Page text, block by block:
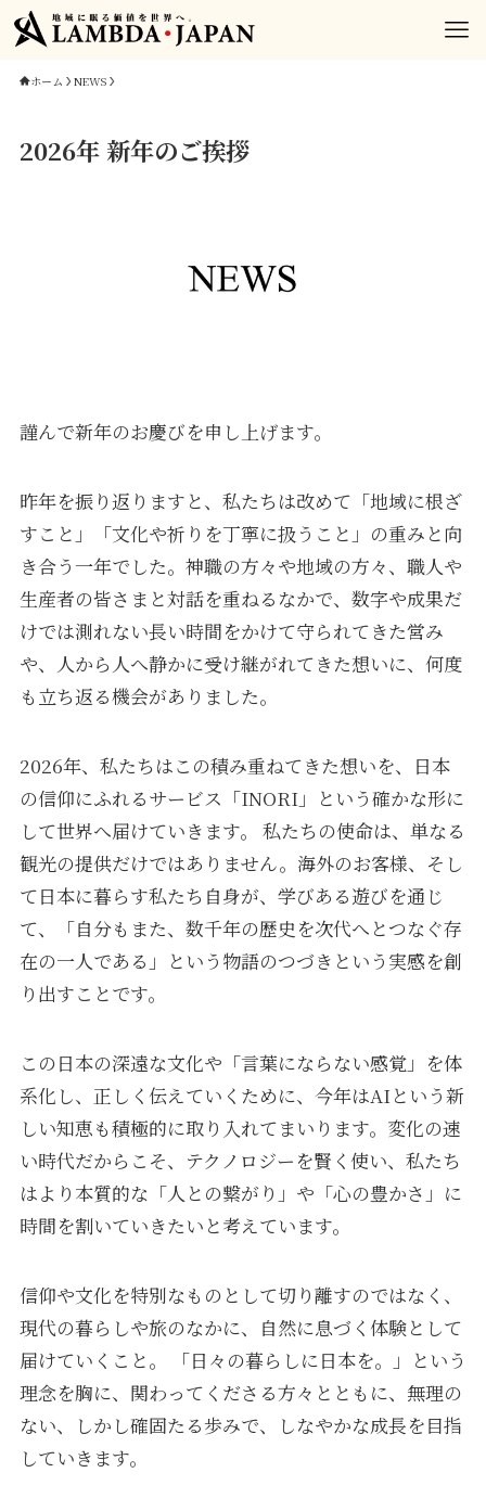
ホーム NEWS
2026年 新年のご挨拶
謹んで新年のお慶びを申し上げます。
昨年を振り返りますと、私たちは改めて「地域に根ざ
すこと」「文化や祈りを丁寧に扱うこと」の重みと向
き合う一年でした。神職の方々や地域の方々、職人や
生産者の皆さまと対話を重ねるなかで、数字や成果だ
けでは測れない長い時間をかけて守られてきた営み
や、人から人へ静かに受け継がれてきた想いに、何度
も立ち返る機会がありました。
2026年、私たちはこの積み重ねてきた想いを、日本
の信仰にふれるサービス「INORI」という確かな形に
して世界へ届けていきます。 私たちの使命は、単なる
観光の提供だけではありません。海外のお客様、そし
て日本に暮らす私たち自身が、学びある遊びを通じ
て、「自分もまた、数千年の歴史を次代へとつなぐ存
在の一人である」という物語のつづきという実感を創
り出すことです。
この日本の深遠な文化や「言葉にならない感覚」を体
系化し、正しく伝えていくために、今年はAIという新
しい知恵も積極的に取り入れてまいります。変化の速
い時代だからこそ、テクノロジーを賢く使い、私たち
はより本質的な「人との繋がり」や「心の豊かさ」に
時間を割いていきたいと考えています。
信仰や文化を特別なものとして切り離すのではなく、
現代の暮らしや旅のなかに、自然に息づく体験として
届けていくこと。 「日々の暮らしに日本を。」という
理念を胸に、関わってくださる方々とともに、無理の
ない、しかし確固たる歩みで、しなやかな成長を目指
していきます。